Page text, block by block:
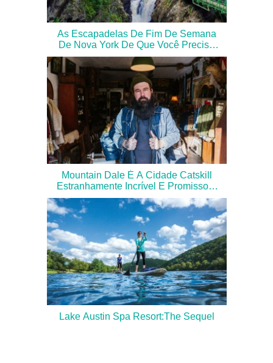
As Escapadelas De Fim De Semana
De Nova York De Que Você Precisa
Neste Verão
Mountain Dale É A Cidade Catskill
Estranhamente Incrível E Promissora
De Que Você Precisa No Radar
Lake Austin Spa Resort:The Sequel